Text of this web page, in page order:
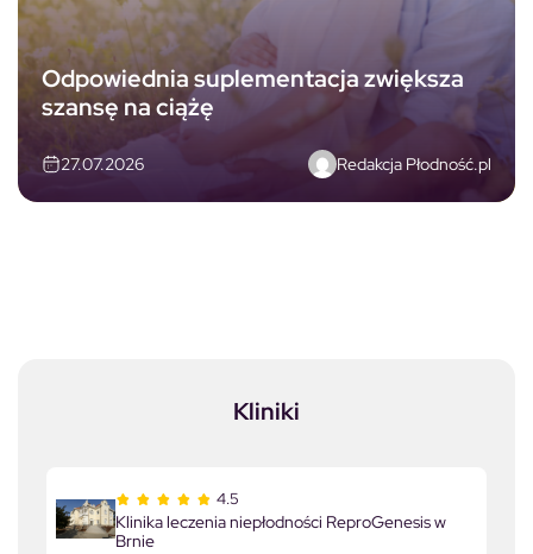
Odpowiednia suplementacja zwiększa
szansę na ciążę
27.07.2026 Redakcja Płodność.pl
Kliniki
4.5
Klinika leczenia niepłodności ReproGenesis w
Brnie